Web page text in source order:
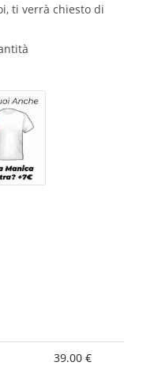
ti verrà chiesto di
39.00€